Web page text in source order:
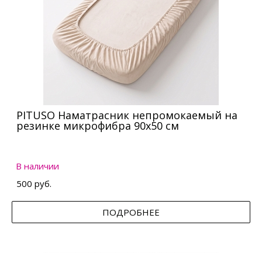
PITUSO Наматрасник непромокаемый на
резинке микрофибра 90х50 см
В наличии
500 руб.
ПОДРОБНЕЕ